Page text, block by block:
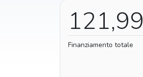
121,99
Finanziamento totale